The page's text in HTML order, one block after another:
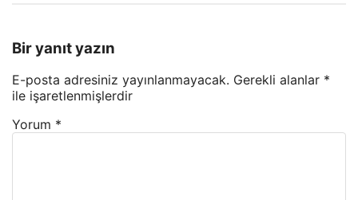
Bir yanıt yazın
E-posta adresiniz yayınlanmayacak. Gerekli alanlar *
ile işaretlenmişlerdir
Yorum *